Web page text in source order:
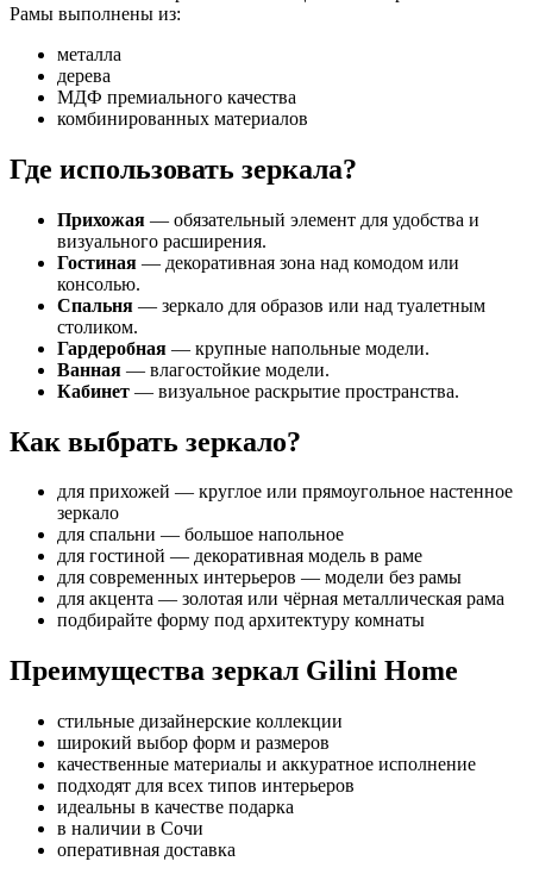
Рамы выполнены из:
металла
дерева
МДФ премиального качества
комбинированных материалов
Где использовать зеркала?
Прихожая — обязательный элемент для удобства и
визуального расширения.
Гостиная — декоративная зона над комодом или
консолью.
Спальня — зеркало для образов или над туалетным
столиком.
Гардеробная — крупные напольные модели.
Ванная — влагостойкие модели.
Кабинет — визуальное раскрытие пространства.
Как выбрать зеркало?
для прихожей — круглое или прямоугольное настенное
зеркало
для спальни — большое напольное
для гостиной — декоративная модель в раме
для современных интерьеров — модели без рамы
для акцента — золотая или чёрная металлическая рама
подбирайте форму под архитектуру комнаты
Преимущества зеркал Gilini Home
стильные дизайнерские коллекции
широкий выбор форм и размеров
качественные материалы и аккуратное исполнение
подходят для всех типов интерьеров
идеальны в качестве подарка
в наличии в Сочи
оперативная доставка